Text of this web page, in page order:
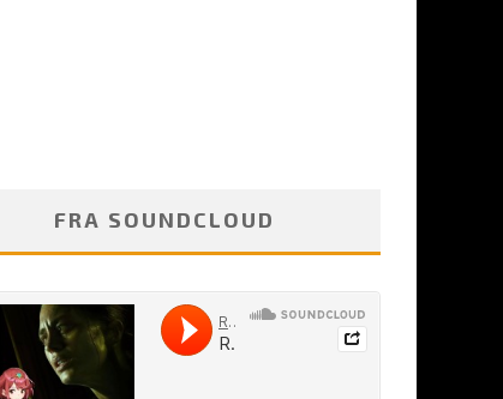
FRA SOUNDCLOUD